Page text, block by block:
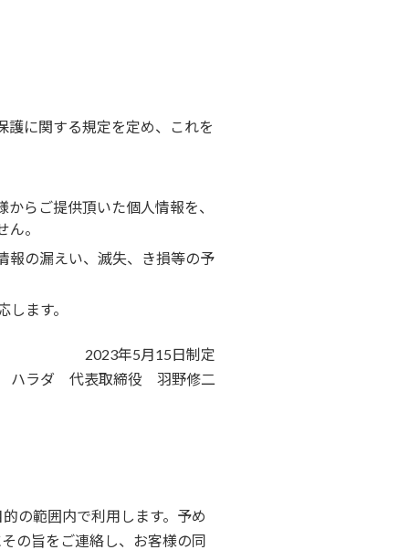
護に関する規定を定め、これを
らご提供頂いた個人情報を、
。
報の漏えい、滅失、き損等の予
ます。
2023年5月15日制定
ハラダ 代表取締役 羽野修二
の範囲内で利用します。予め
の旨をご連絡し、お客様の同